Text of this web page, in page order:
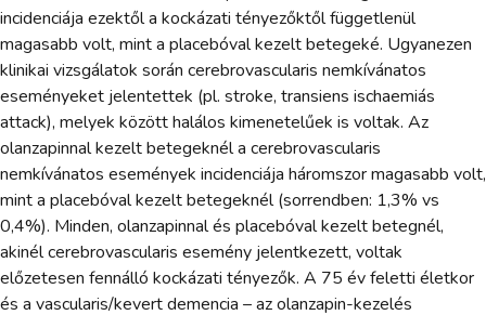
incidenciája ezektől a kockázati tényezőktől függetlenül
magasabb volt, mint a placebóval kezelt betegeké. Ugyanezen
klinikai vizsgálatok során cerebrovascularis nemkívánatos
eseményeket jelentettek (pl. stroke, transiens ischaemiás
attack), melyek között halálos kimenetelűek is voltak. Az
olanzapinnal kezelt betegeknél a cerebrovascularis
nemkívánatos események incidenciája háromszor magasabb volt,
mint a placebóval kezelt betegeknél (sorrendben: 1,3% vs
0,4%). Minden, olanzapinnal és placebóval kezelt betegnél,
akinél cerebrovascularis esemény jelentkezett, voltak
előzetesen fennálló kockázati tényezők. A 75 év feletti életkor
és a vascularis/kevert demencia – az olanzapin-kezelés